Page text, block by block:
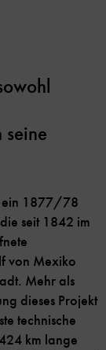
seine
ein 1877/78
seit 1842 im
von Mexiko
Mehr als
dieses Projekt
technische
km lange